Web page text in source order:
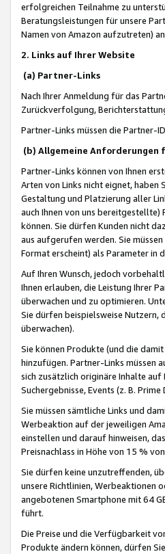
erfolgreichen Teilnahme zu
Beratungsleistungen für unsere
Namen von Amazon aufzutreten)
2. Links auf Ihrer Website
(a) Partner-Links
Nach Ihrer Anmeldung für das
Zurückverfolgung,
Partner-Links müssen die Partner-
(b) Allgemeine Anforderungen
Partner-Links können von Ihnen
Arten von Links nicht eignet, haben
Gestaltung und Platzierung aller
auch Ihnen von uns
können. Sie dürfen Kunden nicht
aus aufgerufen werden. Sie
Format erscheint) als Parameter in
Auf Ihren Wunsch, jedoch
Ihnen erlauben, die Leistung Ihrer
überwachen und zu optimieren.
Sie dürfen beispielsweise Nutzern,
überwachen).
Sie können Produkte (und die
hinzufügen. Partner-Links müssen
sich zusätzlich originäre Inhalte
Suchergebnisse, Events (z. B.
Sie müssen sämtliche Links und
Werbeaktion auf der jeweiligen
einstellen und darauf hinweisen,
Preisnachlass in Höhe von 15 %
Sie dürfen keine unzutreffenden,
unsere Richtlinien, Werbeaktionen
angebotenen Smartphone mit 64
führt.
Die Preise und die Verfügbarkeit
Produkte ändern können, dürfen